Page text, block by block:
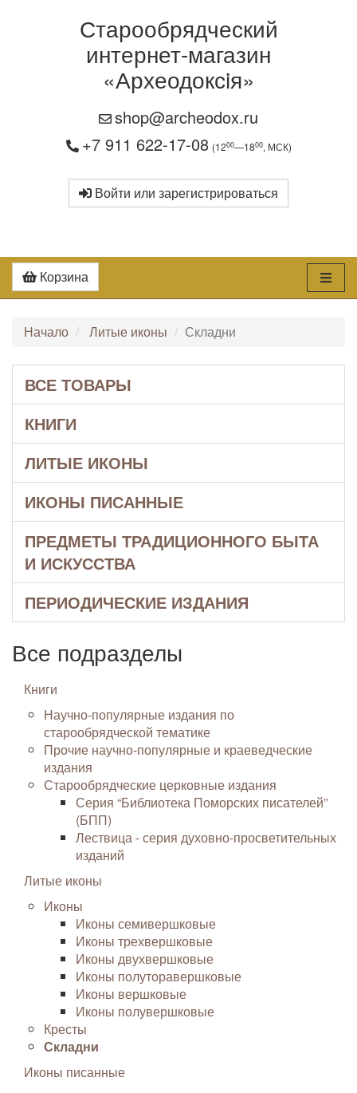
Старообрядческий
интернет-магазин
«Археодоксiя»
shop@archeodox.ru
+7 911 622-17-08 (1200—1800, МСК)
Войти или зарегистрироваться
Корзина
Начало Литые иконы Складни
ВСЕ ТОВАРЫ
КНИГИ
ЛИТЫЕ ИКОНЫ
ИКОНЫ ПИСАННЫЕ
ПРЕДМЕТЫ ТРАДИЦИОННОГО БЫТА
И ИСКУССТВА
ПЕРИОДИЧЕСКИЕ ИЗДАНИЯ
Все подразделы
Книги
Научно-популярные издания по
старообрядческой тематике
Прочие научно-популярные и краеведческие
издания
Старообрядческие церковные издания
Серия “Библиотека Поморских писателей”
(БПП)
Лествица - серия духовно-просветительных
изданий
Литые иконы
Иконы
Иконы семивершковые
Иконы трехвершковые
Иконы двухвершковые
Иконы полуторавершковые
Иконы вершковые
Иконы полувершковые
Кресты
Складни
Иконы писанные